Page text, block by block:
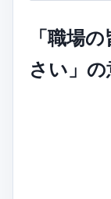
「職場
さい」の